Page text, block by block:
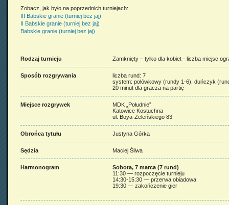
Zobacz, jak było na poprzednich turniejach:
III Babskie granie (turniej bez jaj)
II Babskie granie (turniej bez jaj)
Babskie granie (turniej bez jaj)
Rodzaj turnieju Zamknięty – tylko dla kobiet - liczba miejsc
Sposób rozgrywania
liczba rund: 7
system: połówkowy (rundy 1-6), duńczyk
20 minut dla gracza na partię
Miejsce rozgrywek
MDK „Południe”
Katowice Kostuchna
ul. Boya-Żeleńskiego 83
Obrońca tytułu Justyna Górka
Sędzia Maciej Śliwa
Harmonogram
Sobota, 7 marca (7 rund)
11:30 — rozpoczęcie turnieju
14:30-15:30 — przerwa obiadowa
19:30 — zakończenie gier